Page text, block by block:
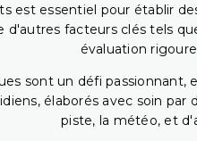
est essentiel pour établir
d'autres facteurs clés tels
évaluation
sont un défi
élaborés avec soin
piste, la météo, et